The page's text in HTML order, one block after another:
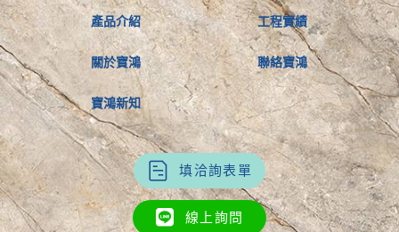
產品介紹
關於寶鴻
寶鴻新知
工程實績
聯絡寶鴻
填洽詢表單
線上詢問